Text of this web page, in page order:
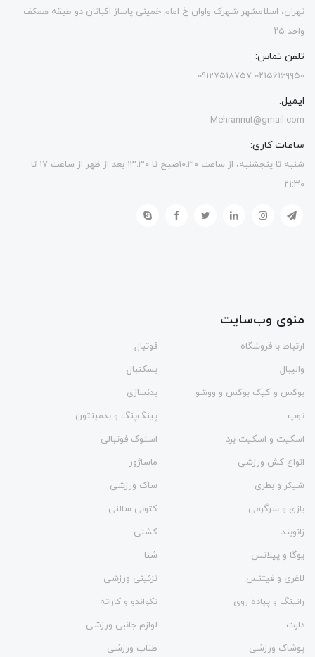
تهران، اسلامشهر شهرک واوان خ امام خمینی پاساژ اکباتان دو طبقه همکف
واحد ۲۵
تلفن تماس:
۰۲۱۵۶۱۶۹۹۵۰ 09127518757
ایمیل:
Mehrannut@gmail.com
ساعات کاری:
شنبه تا پنجشنبه، از ساعت ۱۰:۳۰صبح تا ۱۳.۳۰ بعد از ظهر از ساعت ۱۷ تا
۲۱:۳۰
منوی وب‌سایت
ارتباط با فروشگاه
فوتبال
والیبال
بسکتبال
بوکس و کیک بوکس و ووشو
بدنسازی
توپ
پینگ‌پنگ و بدمينتون
اسکیت و اسکیت برد
استوک فوتبالی
انواع کش ورزشی
ماساژور
شیکر و بطری
ساک ورزشی
بازی و سرگرمی
کتونی سالنی
زانوبند
کشتی
یوگا و پیلاتس
شنا
لاغری و فیتنس
تزئینی ورزشی
رانینگ و پیاده روی
تکواندو و کاراته
دارت
لوازم جانبی ورزشی
پوشاک ورزشی
طناب ورزشی